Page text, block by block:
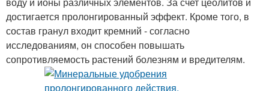
достигается пролонгированный эффект. Кроме того, в
состав гранул входит кремний - согласно
исследованиям, он способен повышать
сопротивляемость растений болезням и вредителям.